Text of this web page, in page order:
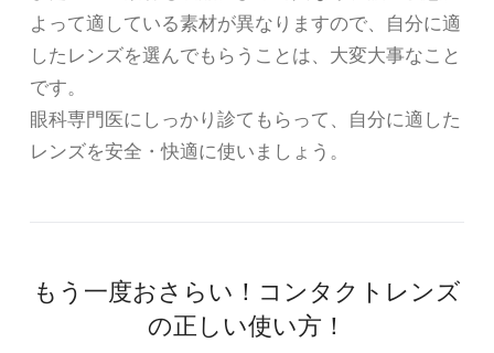
よって適している素材が異なりますので、自分に適
したレンズを選んでもらうことは、大変大事なこと
です。
眼科専門医にしっかり診てもらって、自分に適した
レンズを安全・快適に使いましょう。
もう一度おさらい！
コンタクトレンズ
の正しい使い方！